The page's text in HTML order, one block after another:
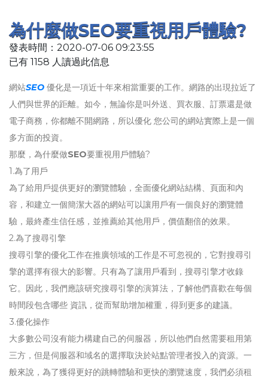
為什麼做SEO要重視用戶體驗?
發表時間：2020-07-06 09:23:55
已有 1158 人讀過此信息
網站SEO 優化是一項近十年來相當重要的工作。網路的出現拉近了
人們與世界的距離。如今，無論你是叫外送、買衣服、訂票還是做
電子商務，你都離不開網路，所以優化 您公司的網站實際上是一個
多方面的投資。
那麼，為什麼做SEO要重視用戶體驗?
1.為了用戶
為了給用戶提供更好的瀏覽體驗，全面優化網站結構、頁面和內
容，和建立一個簡潔大器的網站可以讓用戶有一個良好的瀏覽體
驗，最終產生信任感，並推薦給其他用戶，價值翻倍的效果。
2.為了搜尋引擎
搜尋引擎的優化工作在推廣領域的工作是不可忽視的，它對搜尋引
擎的選擇有很大的影響。只有為了讓用戶看到，搜尋引擎才收錄
它。因此，我們應該研究搜尋引擎的演算法，了解他們喜歡在每個
時間段包含哪些 資訊，從而幫助增加權重，得到更多的建議。
3.優化操作
大多數公司沒有能力構建自己的伺服器，所以他們自然需要租用第
三方，但是伺服器和域名的選擇取決於站點管理者投入的資源。一
般來說，為了獲得更好的跳轉體驗和更快的瀏覽速度，我們必須租